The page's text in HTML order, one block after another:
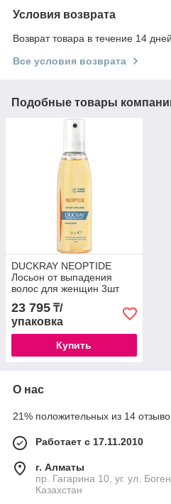
Условия возврата
Возврат товара в течение 14
Все условия возврата
Подобные товары
DUCKRAY NEOPTIDE
Лосьон от выпадения
волос для женщин 3шт
23 795 ₸/
упаковка
Купить
О нас
21% положительных из 14
Работает с 17.11.2010
г. Алматы
пр. Гагарина 10, уг. ул.
Казахстан